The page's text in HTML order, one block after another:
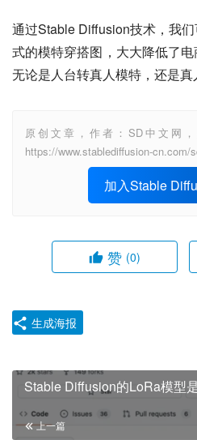
通过Stable Diffusion技术，我
式的模特穿搭图，大大降低了电
无论是人台转真人模特，还是
原创文章，作者：SD中文网
https://www.stablediffusion-cn.com/
加入Stable
赞 (0)
生成海报
Stable Diffusion的LoRa模型
上一篇